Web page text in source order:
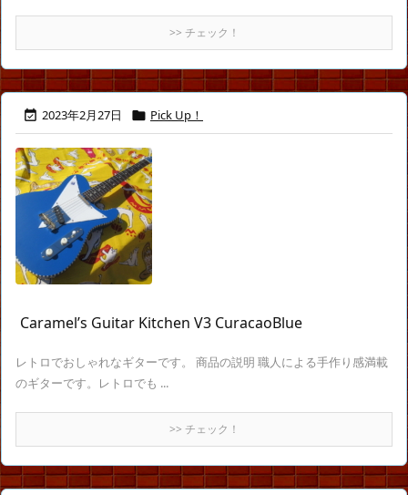
>> チェック！
 2023年2月27日  Pick Up！
Caramel’s Guitar Kitchen V3 CuracaoBlue
レトロでおしゃれなギターです。 商品の説明 職人による手作り感満載
のギターです。レトロでも ...
>> チェック！